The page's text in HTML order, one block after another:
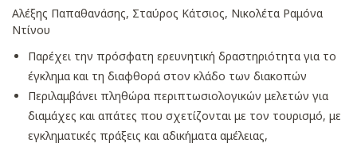
Αλέξης Παπαθανάσης, Σταύρος Κάτσιος, Νικολέτα Ραμόνα
Ντίνου
Παρέχει την πρόσφατη ερευνητική δραστηριότητα για το
έγκλημα και τη διαφθορά στον κλάδο των διακοπών
Περιλαμβάνει πληθώρα περιπτωσιολογικών μελετών για
διαμάχες και απάτες που σχετίζονται με τον τουρισμό, με
εγκληματικές πράξεις και αδικήματα αμέλειας,